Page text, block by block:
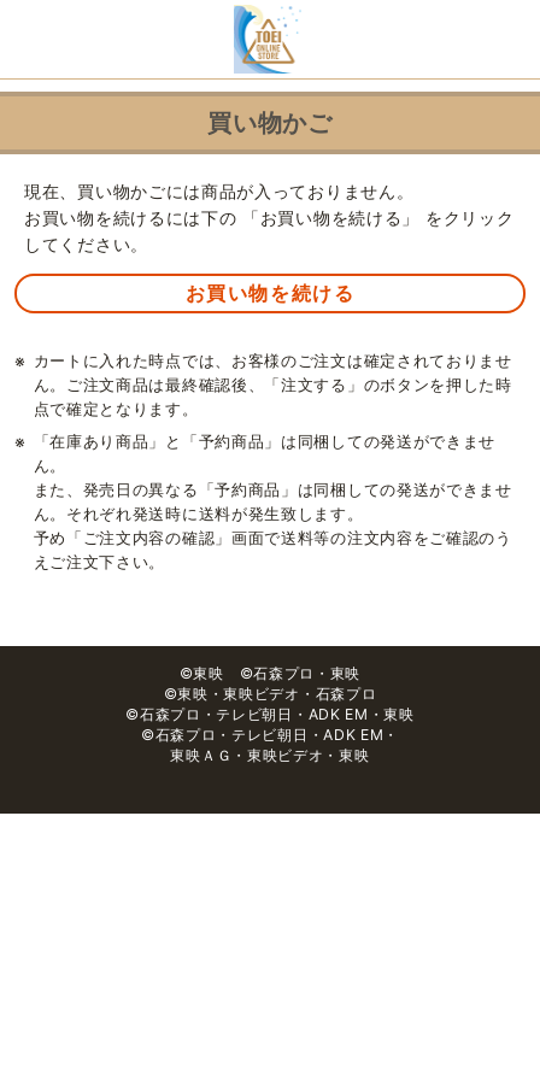
買い物かご
現在、買い物かごには商品が入っておりません。
お買い物を続けるには下の 「お買い物を続ける」 をクリック
してください。
※ カートに入れた時点では、お客様のご注文は確定されておりませ
ん。ご注文商品は最終確認後、「注文する」のボタンを押した時
点で確定となります。
※
「在庫あり商品」と「予約商品」は同梱しての発送ができませ
ん。
また、発売日の異なる「予約商品」は同梱しての発送ができませ
ん。それぞれ発送時に送料が発生致します。
予め「ご注文内容の確認」画面で送料等の注文内容をご確認のう
えご注文下さい。
©東映 ©石森プロ・東映
©東映・東映ビデオ・石森プロ
©石森プロ・テレビ朝日・ADK EM・東映
©石森プロ・テレビ朝日・ADK EM・
東映ＡＧ・東映ビデオ・東映